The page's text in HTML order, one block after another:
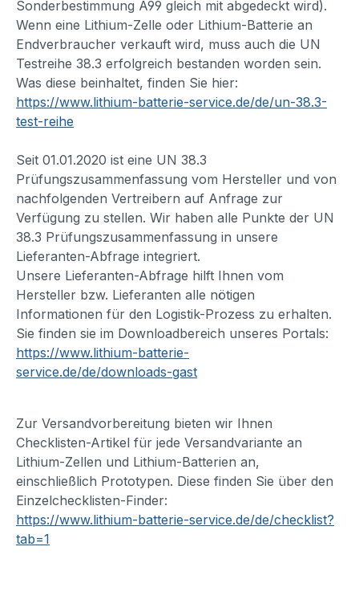
Sonderbestimmung A99 gleich mit abgedeckt wird).
Wenn eine Lithium-Zelle oder Lithium-Batterie an
Endverbraucher verkauft wird, muss auch die UN
Testreihe 38.3 erfolgreich bestanden worden sein.
Was diese beinhaltet, finden Sie hier:
https://www.lithium-batterie-service.de/de/un-38.3-
test-reihe
Seit 01.01.2020 ist eine UN 38.3
Prüfungszusammenfassung vom Hersteller und von
nachfolgenden Vertreibern auf Anfrage zur
Verfügung zu stellen. Wir haben alle Punkte der UN
38.3 Prüfungszusammenfassung in unsere
Lieferanten-Abfrage integriert.
Unsere Lieferanten-Abfrage hilft Ihnen vom
Hersteller bzw. Lieferanten alle nötigen
Informationen für den Logistik-Prozess zu erhalten.
Sie finden sie im Downloadbereich unseres Portals:
https://www.lithium-batterie-
service.de/de/downloads-gast
Zur Versandvorbereitung bieten wir Ihnen
Checklisten-Artikel für jede Versandvariante an
Lithium-Zellen und Lithium-Batterien an,
einschließlich Prototypen. Diese finden Sie über den
Einzelchecklisten-Finder:
https://www.lithium-batterie-service.de/de/checklist?
tab=1